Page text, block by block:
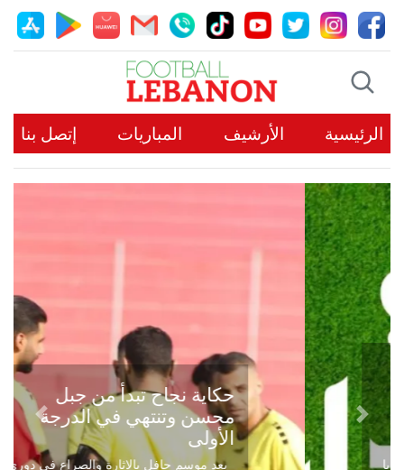
الرئيسية الأرشيف المباريات إتصل بنا
حكاية نجاح تبدأ من جبل
محسن وتنتهي في الدرجة
الأولى
بعد موسم حافل بالإثارة والصراع في دوري
Previous
Next